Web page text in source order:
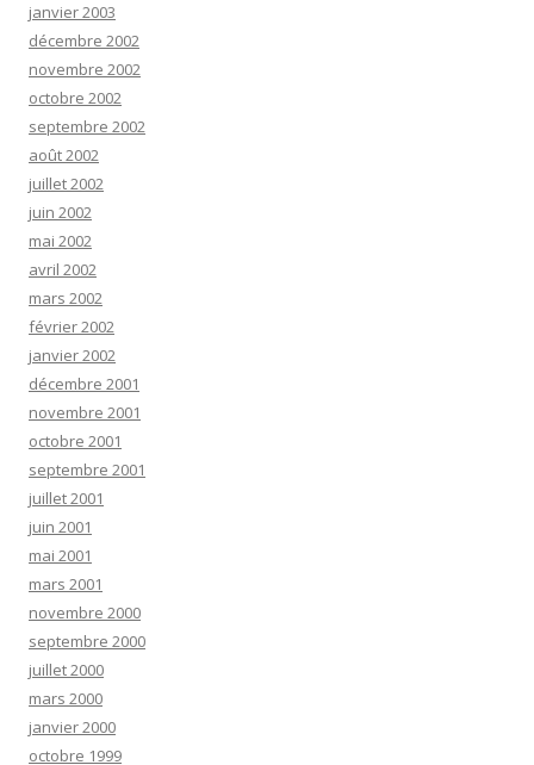
janvier 2003
décembre 2002
novembre 2002
octobre 2002
septembre 2002
août 2002
juillet 2002
juin 2002
mai 2002
avril 2002
mars 2002
février 2002
janvier 2002
décembre 2001
novembre 2001
octobre 2001
septembre 2001
juillet 2001
juin 2001
mai 2001
mars 2001
novembre 2000
septembre 2000
juillet 2000
mars 2000
janvier 2000
octobre 1999